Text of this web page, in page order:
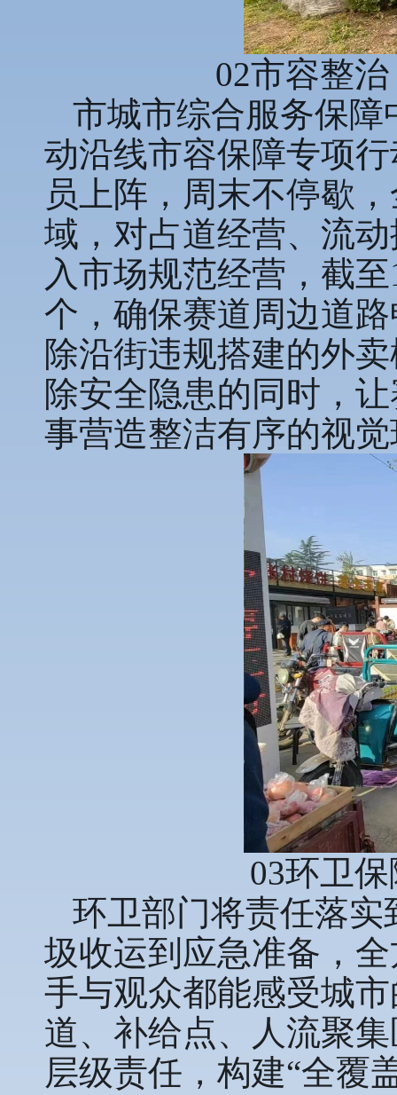
02市容整
市城市综合服务保障
动沿线市容保障专项
员上阵，周末不停歇
域，对占道经营、流
入市场规范经营，截
个，确保赛道周边道
除沿街违规搭建的外
除安全隐患的同时，
事营造整洁有序的视
03环卫
环卫部门将责任落实
圾收运到应急准备，
手与观众都能感受城
道、补给点、人流聚
层级责任，构建“全覆